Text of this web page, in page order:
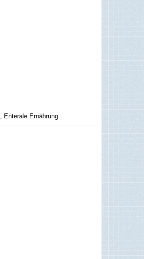
Enterale Ernährung